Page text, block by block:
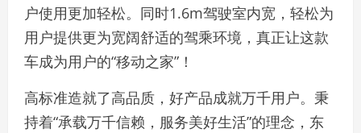
户使用更加轻松。同时1.6m驾驶室内宽，轻松为
用户提供更为宽阔舒适的驾乘环境，真正让这款
车成为用户的“移动之家”！
高标准造就了高品质，好产品成就万千用户。秉
持着“承载万千信赖，服务美好生活”的理念，东